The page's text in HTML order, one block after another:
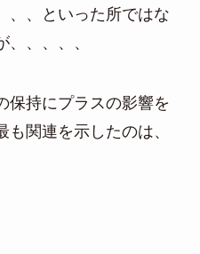
、といった所ではな
、、、、
保持にプラスの影響を
関連を示したのは、